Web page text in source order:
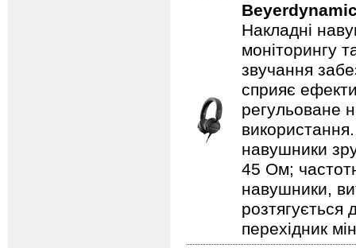
Накладні
моніторингу
звучання
сприяє
регульоване
навушники
45 Ом;
навушники,
розтягується
перехідник